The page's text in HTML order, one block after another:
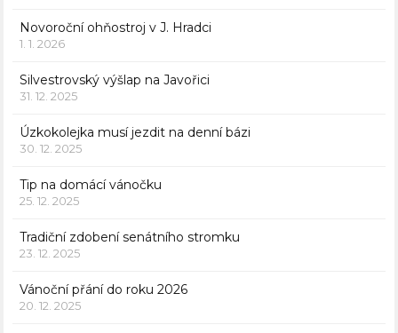
Novoroční ohňostroj v J. Hradci
1. 1. 2026
Silvestrovský výšlap na Javořici
31. 12. 2025
Úzkokolejka musí jezdit na denní bázi
30. 12. 2025
Tip na domácí vánočku
25. 12. 2025
Tradiční zdobení senátního stromku
23. 12. 2025
Vánoční přání do roku 2026
20. 12. 2025